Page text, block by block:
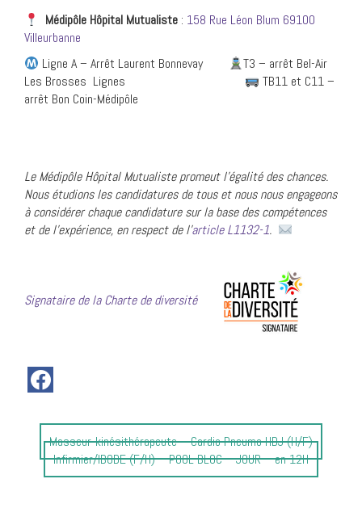
Médipôle Hôpital Mutualiste : 158 Rue Léon Blum 69100
Villeurbanne
Ligne A – Arrêt Laurent Bonnevay
T3 – arrêt Bel-Air
Les Brosses Lignes
TB11 et C11 –
arrêt Bon Coin-Médipôle
Le Médipôle Hôpital Mutualiste promeut l’égalité des chances.
Nous étudions les candidatures de tous et nous nous engageons
à considérer chaque candidature sur la base des compétences
et de l’expérience, en respect de l’article L1132-1.
Signataire de la Charte de diversité
Article
précédent
:
Masseur-kinésithérapeute – Cardio Pneumo HDJ (H/F)
Article
suivant
Infirmier/IBODE (F/H) – POOL BLOC – JOUR – en 12H